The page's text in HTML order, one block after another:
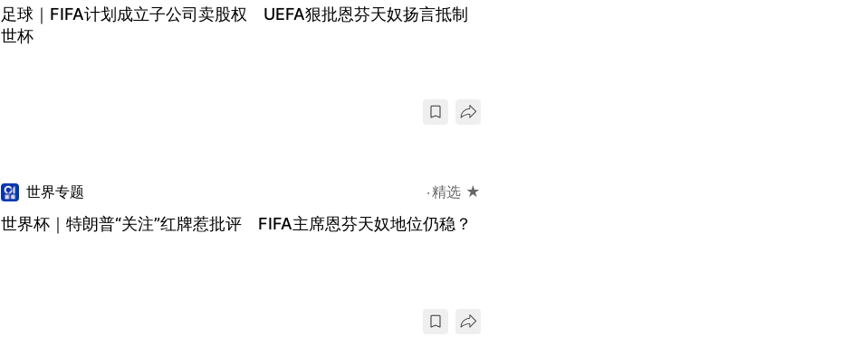
足球｜FIFA计划成立子公司卖股权 UEFA狠批恩芬天奴扬言抵制
世杯
世界专题 精选 ★
世界杯｜特朗普“关注”红牌惹批评 FIFA主席恩芬天奴地位仍稳？